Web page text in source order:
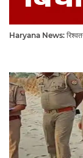
Haryana News: